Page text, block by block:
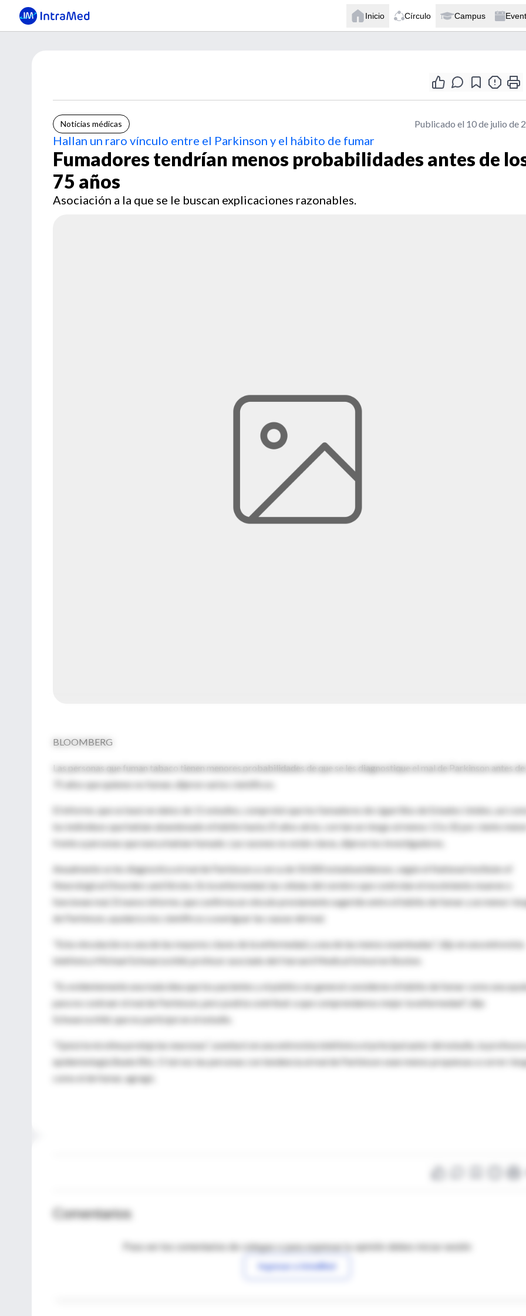
Inicio Círculo Campus
Noticias médicas Publicado el 10 de julio de
Hallan un raro vínculo entre el Parkinson y el hábito de fumar
Fumadores tendrían menos probabilidades antes de
75 años
Asociación a la que se le buscan explicaciones razonables.
BLOOMBERG
Las personas que fuman tabaco tienen menores probabilidades de que se les diagnostique el mal de Parkinson antes
75 años que quienes no fuman, dijeron varios científicos.
El informe, que se basó en datos de 11 estudios, comprobó que los fumadores de cigarrillos de Estados Unidos, así
los individuos que habían abandonado el hábito hasta 25 años atrás, corrían un riesgo al menos 13 a 32 por ciento
frente a personas que nunca habían fumado. Las razones no están claras, dijeron los investigadores.
Anualmente se les diagnostica el mal de Parkinson a cerca de 50.000 estadounidenses, según el National Institute of
Neurological Disorders and Stroke. En la enfermedad, las células del cerebro que controlan el movimiento mueren o
funcionan mal. El nuevo informe, que confirma un vínculo previamente sugerido entre el hábito de fumar y un menor
de Parkinson, ayudará a los científicos a averiguar las causas del mal.
"Esta vinculación es una de las mayores claves de la enfermedad, y una de las menos examinadas", dijo en una entrevista
telefónica Michael Schwarzschild, profesor asociado del Harvard Medical School en Boston.
"Es evidentemente una mala idea que los pacientes y el público en general consideren el hábito de fumar como una
para no contraer el mal de Parkinson, pero podría contribuir a que comprendamos mejor la enfermedad", dijo
Schwarzschild, que no participó en el estudio.
"Quizá la nicotina proteja las neuronas", aventuró en una entrevista telefónica el principal autor del estudio, la
epidemiología Beate Ritz. O tal vez las personas con tendencia al mal de Parkinson sean menos propensas a correr
como el de fumar, agregó.
Comentarios
Para ver los comentarios de colegas o para expresar tu opinión debes iniciar sesión
Ingresar a IntraMed